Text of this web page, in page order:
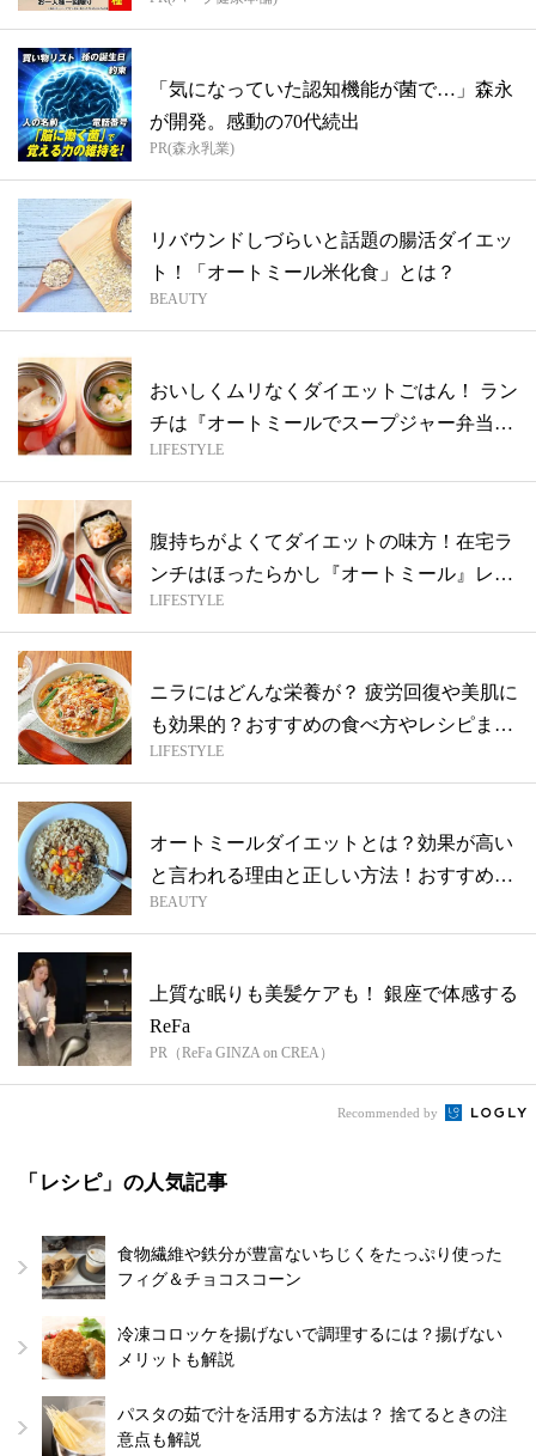
「気になっていた認知機能が菌で…」森永
が開発。感動の70代続出
PR(森永乳業)
リバウンドしづらいと話題の腸活ダイエッ
ト！「オートミール米化食」とは？
BEAUTY
おいしくムリなくダイエットごはん！ ラン
チは『オートミールでスープジャー弁当』
に...
LIFESTYLE
腹持ちがよくてダイエットの味方！在宅ラ
ンチはほったらかし『オートミール』レシ
ピが...
LIFESTYLE
ニラにはどんな栄養が？ 疲労回復や美肌に
も効果的？おすすめの食べ方やレシピまと
め
LIFESTYLE
オートミールダイエットとは？効果が高い
と言われる理由と正しい方法！おすすめレ
シピ...
BEAUTY
上質な眠りも美髪ケアも！ 銀座で体感する
ReFa
PR（ReFa GINZA on CREA）
Recommended by
「レシピ」の人気記事
食物繊維や鉄分が豊富ないちじくをたっぷり使った
フィグ＆チョコスコーン
冷凍コロッケを揚げないで調理するには？揚げない
メリットも解説
パスタの茹で汁を活用する方法は？ 捨てるときの注
意点も解説